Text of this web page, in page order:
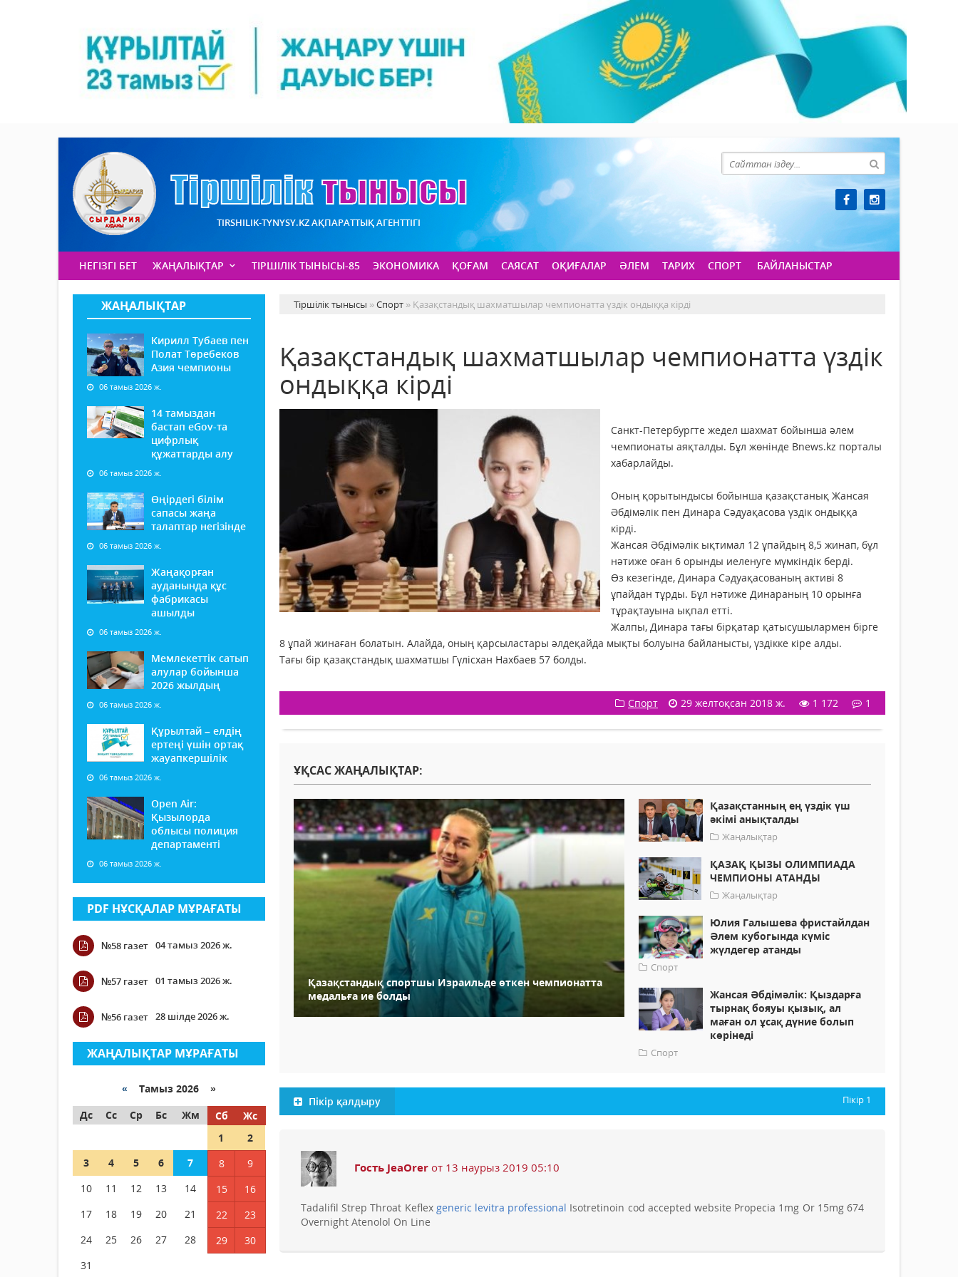
TIRSHILIK-TYNYSY.KZ АҚПАРАТТЫҚ АГЕНТТІГІ
НЕГІЗГІ БЕТ ЖАҢАЛЫҚТАР ТІРШІЛІК ТЫНЫСЫ-85 ЭКОНОМИКА ҚОҒАМ САЯСАТ ОҚИҒАЛАР ӘЛЕМ ТАРИХ СПОРТ БАЙЛАНЫСТАР
ЖАҢАЛЫҚТАР
Кирилл Тубаев пен
Полат Төребеков
Азия чемпионы
06 тамыз 2026 ж.
14 тамыздан
бастап еGov-та
цифрлық
құжаттарды алу
06 тамыз 2026 ж.
Өңірдегі білім
сапасы жаңа
талаптар негізінде
06 тамыз 2026 ж.
Жаңақорған
ауданында құс
фабрикасы
ашылды
06 тамыз 2026 ж.
Мемлекеттік сатып
алулар бойынша
2026 жылдың
06 тамыз 2026 ж.
Құрылтай – елдің
ертеңі үшін ортақ
жауапкершілік
06 тамыз 2026 ж.
Open Air:
Қызылорда
облысы полиция
департаменті
06 тамыз 2026 ж.
PDF НҰСҚАЛАР МҰРАҒАТЫ
№58 газет 04 тамыз 2026 ж.
№57 газет 01 тамыз 2026 ж.
№56 газет 28 шілде 2026 ж.
ЖАҢАЛЫҚТАР МҰРАҒАТЫ
« Тамыз 2026 »
Дс
Сс Ср Бс Жм Сб
Жс
1
2
3
4 5 6 7 8
9
10
11 12 13 14 15
16
17
18 19 20 21 22
23
24
25 26 27 28 29
30
31
Тіршілік тынысы »Спорт » Қазақстандық шахматшылар чемпионатта үздік ондыққа кірді
Қазақстандық шахматшылар чемпионатта үздік
ондыққа кірді
Санкт-Петербургте жедел шахмат бойынша әлем
чемпионаты аяқталды. Бұл жөнінде Bnews.kz порталы
хабарлайды.
Оның қорытындысы бойынша қазақстанық Жансая
Әбдімәлік пен Динара Сәдуақасова үздік ондыққа
кірді.
Жансая Әбдімәлік ықтимал 12 ұпайдың 8,5 жинап, бұл
нәтиже оған 6 орынды иеленуге мүмкіндік берді.
Өз кезегінде, Динара Сәдуақасованың активі 8
ұпайдан тұрды. Бұл нәтиже Динараның 10 орынға
тұрақтауына ықпал етті.
Жалпы, Динара тағы бірқатар қатысушылармен бірге
8 ұпай жинаған болатын. Алайда, оның қарсыластары әлдеқайда мықты болуына байланысты, үздікке кіре алды.
Тағы бір қазақстандық шахматшы Гүлісхан Нахбаев 57 болды.
Спорт 29 желтоқсан 2018 ж. 1 172 1
ҰҚСАС ЖАҢАЛЫҚТАР:
Қазақстандық спортшы Израильде өткен чемпионатта
медальға ие болды
Қазақстанның ең үздік үш
әкімі анықталды
Жаңалықтар
ҚАЗАҚ ҚЫЗЫ ОЛИМПИАДА
ЧЕМПИОНЫ АТАНДЫ
Жаңалықтар
Юлия Галышева фристайлдан
Әлем кубогында күміс
жүлдегер атанды
Спорт
Жансая Әбдімәлік: Қыздарға
тырнақ бояуы қызық, ал
маған ол ұсақ дүние болып
көрінеді
Спорт
Пікір қалдыру Пікір 1
Гость JeaOrer от 13 наурыз 2019 05:10
Tadalifil Strep Throat Keflex generic levitra professional Isotretinoin cod accepted website Propecia 1mg Or 15mg 674
Overnight Atenolol On Line